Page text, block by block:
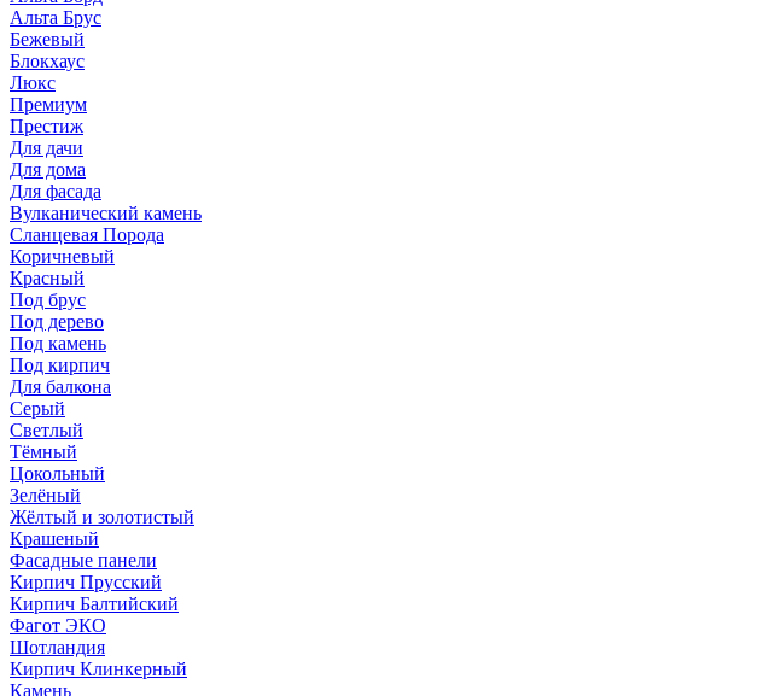
Альта Брус
Бежевый
Блокхаус
Люкс
Премиум
Престиж
Для дачи
Для дома
Для фасада
Вулканический камень
Сланцевая Порода
Коричневый
Красный
Под брус
Под дерево
Под камень
Под кирпич
Для балкона
Серый
Светлый
Тёмный
Цокольный
Зелёный
Жёлтый и золотистый
Крашеный
Фасадные панели
Кирпич Прусский
Кирпич Балтийский
Фагот ЭКО
Шотландия
Кирпич Клинкерный
Камень